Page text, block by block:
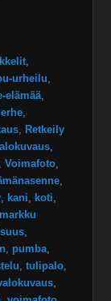
,
urheilu,
elämää,
,
, Retkeily
,
Voimafoto,
,
, kani, koti,
markku
,
, pumba,
,tulipalo,
,